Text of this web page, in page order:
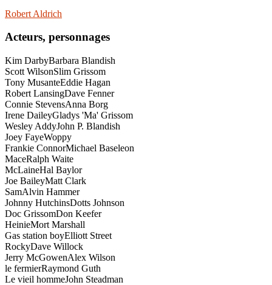
Robert Aldrich
Acteurs, personnages
Kim DarbyBarbara Blandish
Scott WilsonSlim Grissom
Tony MusanteEddie Hagan
Robert LansingDave Fenner
Connie StevensAnna Borg
Irene DaileyGladys 'Ma' Grissom
Wesley AddyJohn P. Blandish
Joey FayeWoppy
Frankie ConnorMichael Baseleon
MaceRalph Waite
McLaineHal Baylor
Joe BaileyMatt Clark
SamAlvin Hammer
Johnny HutchinsDotts Johnson
Doc GrissomDon Keefer
HeinieMort Marshall
Gas station boyElliott Street
RockyDave Willock
Jerry McGowenAlex Wilson
le fermierRaymond Guth
Le vieil hommeJohn Steadman